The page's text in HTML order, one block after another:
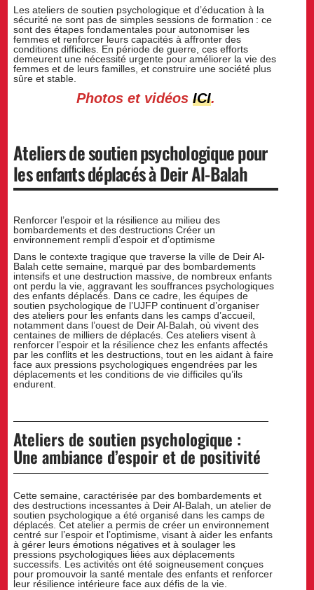
Les ateliers de soutien psychologique et d’éducation à la
sécurité ne sont pas de simples sessions de formation : ce
sont des étapes fondamentales pour autonomiser les
femmes et renforcer leurs capacités à affronter des
conditions difficiles. En période de guerre, ces efforts
demeurent une nécessité urgente pour améliorer la vie des
femmes et de leurs familles, et construire une société plus
sûre et stable.
Photos et vidéos ICI.
Ateliers de soutien psychologique pour
les enfants déplacés à Deir Al-Balah
Renforcer l’espoir et la résilience au milieu des
bombardements et des destructions Créer un
environnement rempli d’espoir et d’optimisme
Dans le contexte tragique que traverse la ville de Deir Al-
Balah cette semaine, marqué par des bombardements
intensifs et une destruction massive, de nombreux enfants
ont perdu la vie, aggravant les souffrances psychologiques
des enfants déplacés. Dans ce cadre, les équipes de
soutien psychologique de l’UJFP continuent d’organiser
des ateliers pour les enfants dans les camps d’accueil,
notamment dans l’ouest de Deir Al-Balah, où vivent des
centaines de milliers de déplacés. Ces ateliers visent à
renforcer l’espoir et la résilience chez les enfants affectés
par les conflits et les destructions, tout en les aidant à faire
face aux pressions psychologiques engendrées par les
déplacements et les conditions de vie difficiles qu’ils
endurent.
Ateliers de soutien psychologique :
Une ambiance d’espoir et de positivité
Cette semaine, caractérisée par des bombardements et
des destructions incessantes à Deir Al-Balah, un atelier de
soutien psychologique a été organisé dans les camps de
déplacés. Cet atelier a permis de créer un environnement
centré sur l’espoir et l’optimisme, visant à aider les enfants
à gérer leurs émotions négatives et à soulager les
pressions psychologiques liées aux déplacements
successifs. Les activités ont été soigneusement conçues
pour promouvoir la santé mentale des enfants et renforcer
leur résilience intérieure face aux défis de la vie.